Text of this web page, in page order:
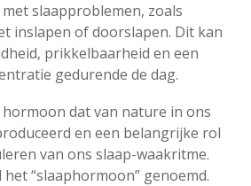
slaapproblemen, zoals
inslapen of doorslapen. Dit kan
prikkelbaarheid en een
gedurende de dag.
dat van nature in ons
en een belangrijke rol
van ons slaap-waakritme.
“slaaphormoon” genoemd.